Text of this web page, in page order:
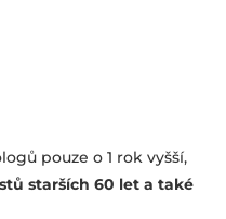
pouze o 1 rok vyšší,
starších 60 let a také